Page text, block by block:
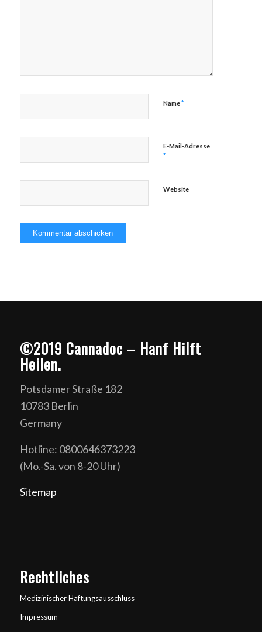
Name*
E-Mail-Adresse
*
Website
©2019 Cannadoc – Hanf Hilft
Heilen.
Potsdamer Straße 182
10783 Berlin
Germany
Hotline: 0800646373223
(Mo.-Sa. von 8-20 Uhr)
Sitemap
Rechtliches
Medizinischer Haftungsausschluss
Impressum